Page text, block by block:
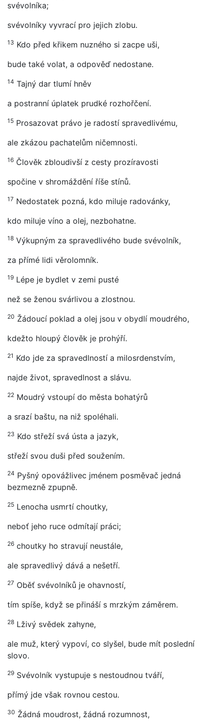
svévolníka;
svévolníky vyvrací pro jejich zlobu.
13 Kdo před křikem nuzného si zacpe uši,
bude také volat, a odpověď nedostane.
14 Tajný dar tlumí hněv
a postranní úplatek prudké rozhořčení.
15 Prosazovat právo je radostí spravedlivému,
ale zkázou pachatelům ničemnosti.
16 Člověk zbloudivší z cesty prozíravosti
spočine v shromáždění říše stínů.
17 Nedostatek pozná, kdo miluje radovánky,
kdo miluje víno a olej, nezbohatne.
18 Výkupným za spravedlivého bude svévolník,
za přímé lidi věrolomník.
19 Lépe je bydlet v zemi pusté
než se ženou svárlivou a zlostnou.
20 Žádoucí poklad a olej jsou v obydlí moudrého,
kdežto hloupý člověk je prohýří.
21 Kdo jde za spravedlností a milosrdenstvím,
najde život, spravedlnost a slávu.
22 Moudrý vstoupí do města bohatýrů
a srazí baštu, na niž spoléhali.
23 Kdo střeží svá ústa a jazyk,
střeží svou duši před soužením.
24 Pyšný opovážlivec jménem posměvač jedná
bezmezně zpupně.
25 Lenocha usmrtí choutky,
neboť jeho ruce odmítají práci;
26 choutky ho stravují neustále,
ale spravedlivý dává a nešetří.
27 Oběť svévolníků je ohavností,
tím spíše, když se přináší s mrzkým záměrem.
28 Lživý svědek zahyne,
ale muž, který vypoví, co slyšel, bude mít poslední
slovo.
29 Svévolník vystupuje s nestoudnou tváří,
přímý jde však rovnou cestou.
30 Žádná moudrost, žádná rozumnost,